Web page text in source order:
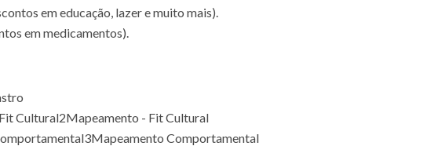
em educação, lazer e muito mais).
em medicamentos).
Cultural2Mapeamento - Fit Cultural
3Mapeamento Comportamental